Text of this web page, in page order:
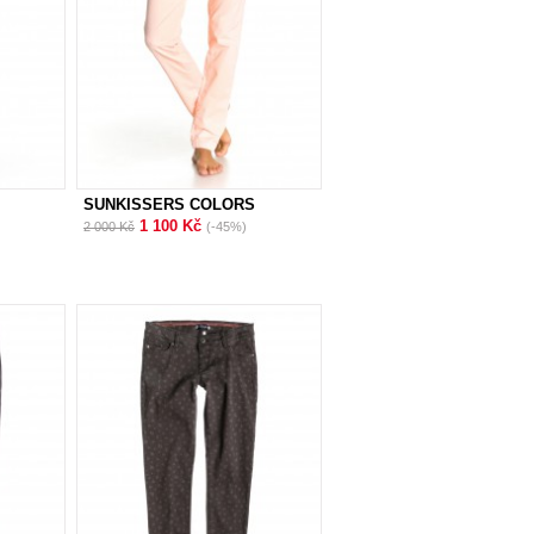
SUNKISSERS COLORS
2 000 Kč 1 100 Kč (-45%)